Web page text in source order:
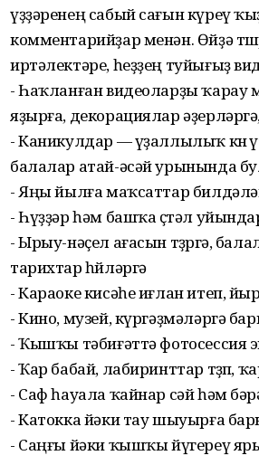
үҙҙәренең сабый сағын күреү
комментарийҙар менән. Өйҙә
иртәлектәре, һеҙҙең туйығыҙ
- Һаҡланған видеоларҙы ҡарау
яҙырға, декорациялар
- Каникулдар — үҙаллылыҡ көнө
балалар атай-әсәй урынында
- Яңы йылға маҡсаттар
- Һүҙҙәр һәм башҡа өҫтәл
- Ырыу-нәҫел ағасын төҙөргә,
тарихтар һөйләргә
- Караоке кисәһе иғлан итеп,
- Кино, музей, күргәҙмәләргә
- Ҡышҡы тәбиғәттә фотосессия
- Ҡар бабай, лабиринттар төҙөп,
- Саф һауала ҡайнар сәй һәм
- Катокка йәки тау шыуырға
- Саңғы йәки ҡышҡы йүгереү